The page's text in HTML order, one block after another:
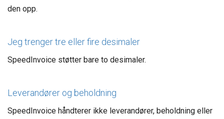
den opp.
Jeg trenger tre eller fire desimaler
SpeedInvoice støtter bare to desimaler.
Leverandører og beholdning
SpeedInvoice håndterer ikke leverandører, beholdning eller